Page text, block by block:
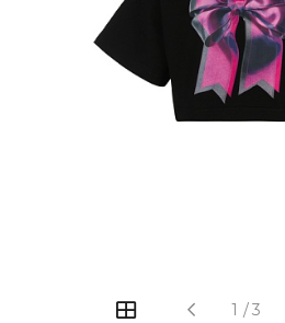
1 /3